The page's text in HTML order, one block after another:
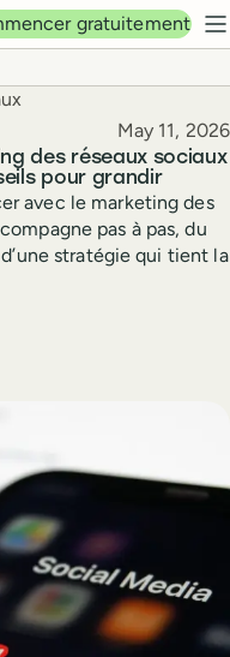
gratuitement
des réseaux sociaux
pour grandir
Publié le
May 11, 2026
avec le marketing des
pas à pas, du
stratégie qui tient la